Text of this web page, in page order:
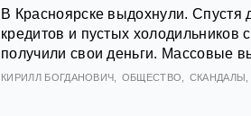
В Красноярске выдохнули. Спустя
кредитов и пустых холодильников
получили свои деньги. Массовые
КИРИЛЛ БОГДАНОВИЧ ОБЩЕСТВО СКАНДАЛЫ